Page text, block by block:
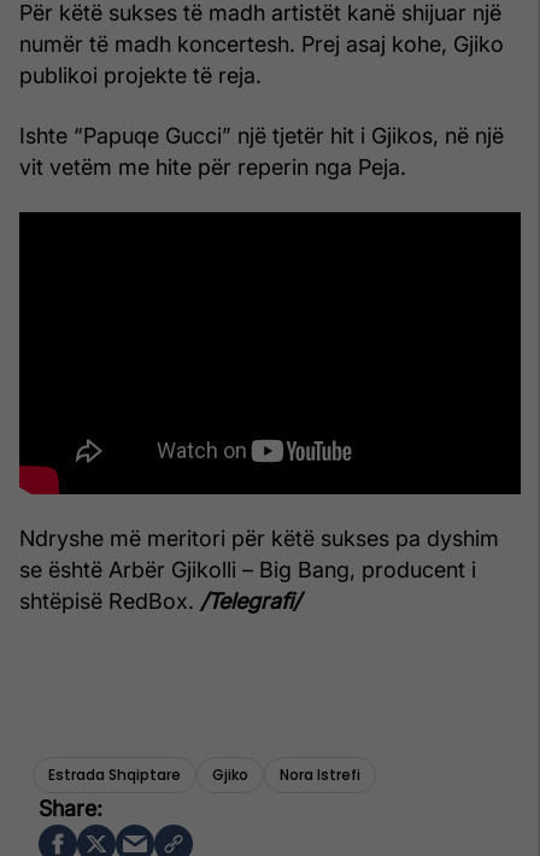
Për këtë sukses të madh artistët kanë shijuar një
numër të madh koncertesh. Prej asaj kohe, Gjiko
publikoi projekte të reja.
Ishte “Papuqe Gucci” një tjetër hit i Gjikos, në një
vit vetëm me hite për reperin nga Peja.
Ndryshe më meritori për këtë sukses pa dyshim
se është Arbër Gjikolli – Big Bang, producent i
shtëpisë RedBox. /Telegrafi/
Estrada Shqiptare Gjiko Nora Istrefi